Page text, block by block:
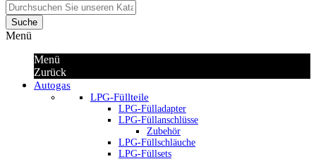
Suche
Menü
Menü
Zurück
Autogas
LPG-Füllteile
LPG-Fülladapter
LPG-Füllanschlüsse
Zubehör
LPG-Füllschläuche
LPG-Füllsets